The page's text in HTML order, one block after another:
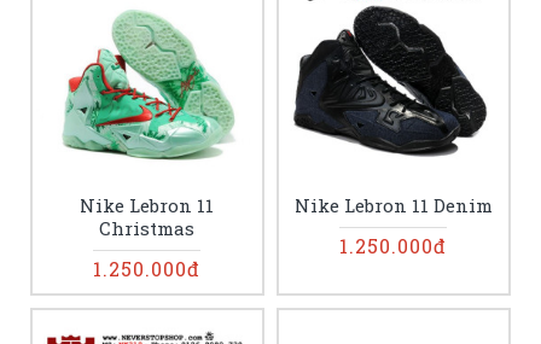
Nike Lebron 11
Christmas
1.250.000đ
Nike Lebron 11 Denim
1.250.000đ